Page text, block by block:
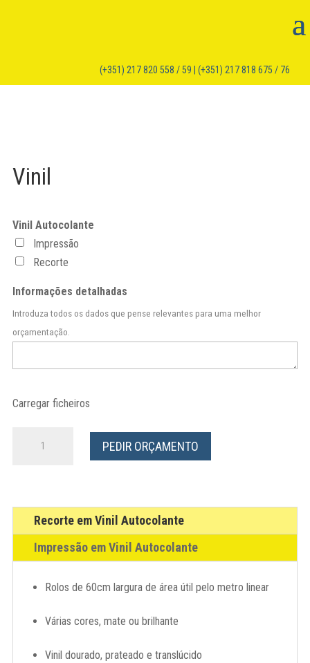
(+351) 217 820 558 / 59 | (+351) 217 818 675 / 76
Vinil
Vinil Autocolante
Impressão
Recorte
Informações detalhadas
Introduza todos os dados que pense relevantes para uma melhor
orçamentação.
Carregar ficheiros
PEDIR ORÇAMENTO
Recorte em Vinil Autocolante
Impressão em Vinil Autocolante
Rolos de 60cm largura de área útil pelo metro linear
Várias cores, mate ou brilhante
Vinil dourado, prateado e translúcido